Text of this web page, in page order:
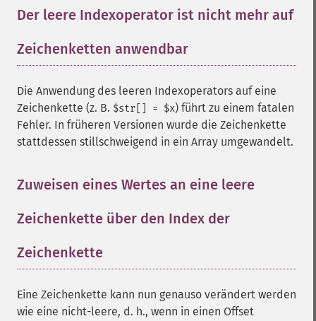
Der leere Indexoperator ist nicht mehr auf
Zeichenketten anwendbar
Die Anwendung des leeren Indexoperators auf eine
Zeichenkette (z. B. $str[] = $x) führt zu einem fatalen
Fehler. In früheren Versionen wurde die Zeichenkette
stattdessen stillschweigend in ein Array umgewandelt.
Zuweisen eines Wertes an eine leere
Zeichenkette über den Index der
Zeichenkette
Eine Zeichenkette kann nun genauso verändert werden
wie eine nicht-leere, d. h., wenn in einen Offset